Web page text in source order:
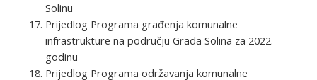
Solinu
Prijedlog Programa građenja komunalne
infrastrukture na području Grada Solina za 2022.
godinu
Prijedlog Programa održavanja komunalne